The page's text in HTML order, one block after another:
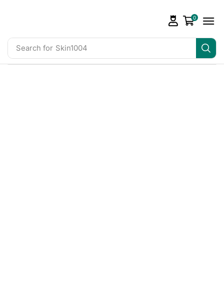
Search for Skin1004
0